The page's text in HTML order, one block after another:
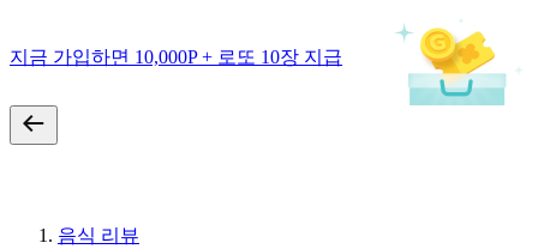
지금 가입하면 10,000P + 로또 10장 지급
음식 리뷰